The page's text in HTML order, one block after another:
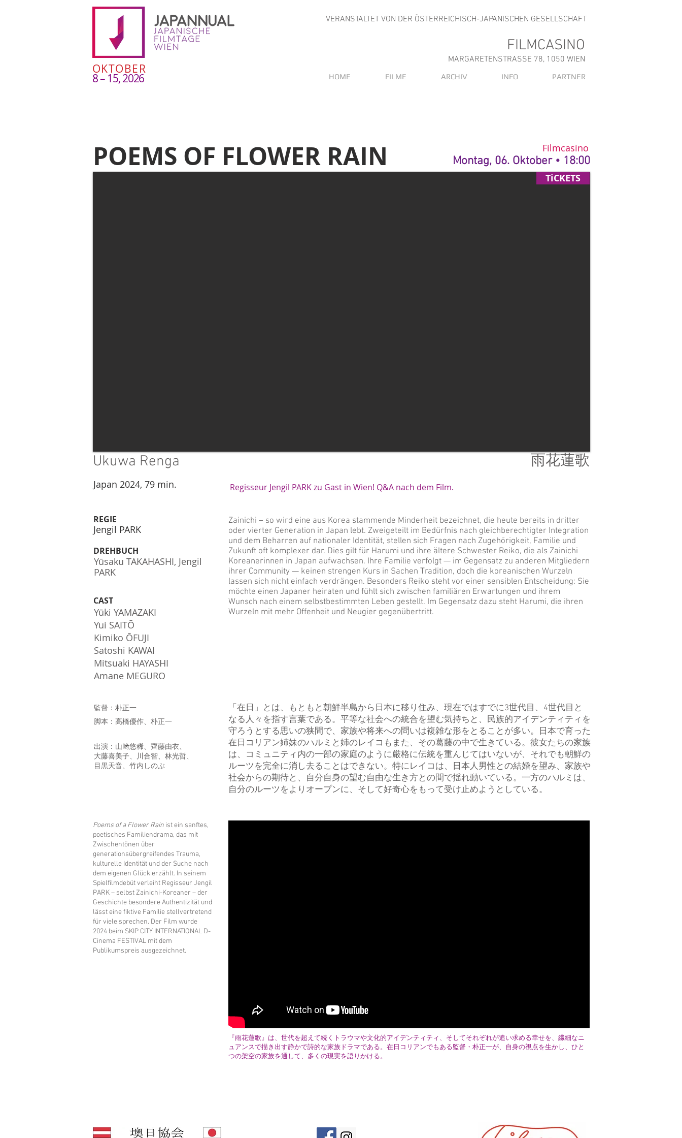
VERANSTALTET VON DER ÖSTERREICHISCH-JAPANISCHEN GESELLSCHAFT
FILMCASINO
MARGARETENSTRASSE 78, 1050 WIEN
OKTOBER
8 – 15, 2026 HOME FILME ARCHIV INFO PARTNER
POEMS OF FLOWER RAIN Montag, 06. Oktober • 18:00
Filmcasino
TiCKETS
Ukuwa Renga 雨花蓮歌
Japan 2024, 79 min.
REGIE
DREHBUCH
CAST
Jengil PARK
Yūsaku TAKAHASHI, Jengil
PARK
Yūki YAMAZAKI
Yui SAITŌ
Kimiko ŌFUJI
Satoshi KAWAI
Mitsuaki HAYASHI
Amane MEGURO
Regisseur Jengil PARK zu Gast in Wien! Q&A nach dem Film.
Zainichi – so wird eine aus Korea stammende Minderheit bezeichnet, die heute bereits in dritter
oder vierter Generation in Japan lebt. Zweigeteilt im Bedürfnis nach gleichberechtigter Integration
und dem Beharren auf nationaler Identität, stellen sich Fragen nach Zugehörigkeit, Familie und
Zukunft oft komplexer dar. Dies gilt für Harumi und ihre ältere Schwester Reiko, die als Zainichi
Koreanerinnen in Japan aufwachsen. Ihre Familie verfolgt — im Gegensatz zu anderen Mitgliedern
ihrer Community — keinen strengen Kurs in Sachen Tradition, doch die koreanischen Wurzeln
lassen sich nicht einfach verdrängen. Besonders Reiko steht vor einer sensiblen Entscheidung: Sie
möchte einen Japaner heiraten und fühlt sich zwischen familiären Erwartungen und ihrem
Wunsch nach einem selbstbestimmten Leben gestellt. Im Gegensatz dazu steht Harumi, die ihren
Wurzeln mit mehr Offenheit und Neugier gegenübertritt.
監督：朴正一
脚本：高橋優作、朴正一
出演：山﨑悠稀、齊藤由衣、
大藤喜美子、川合智、林光哲、
目黒天音、竹内しのぶ
「在日」とは、もともと朝鮮半島から日本に移り住み、現在ではすでに3世代目、4世代目と
なる人々を指す言葉である。平等な社会への統合を望む気持ちと、民族的アイデンティティを
守ろうとする思いの狭間で、家族や将来への問いは複雑な形をとることが多い。日本で育った
在日コリアン姉妹のハルミと姉のレイコもまた、その葛藤の中で生きている。彼女たちの家族
は、コミュニティ内の一部の家庭のように厳格に伝統を重んじてはいないが、それでも朝鮮の
ルーツを完全に消し去ることはできない。特にレイコは、日本人男性との結婚を望み、家族や
社会からの期待と、自分自身の望む自由な生き方との間で揺れ動いている。一方のハルミは、
自分のルーツをよりオープンに、そして好奇心をもって受け止めようとしている。
Poems of a Flower Rain ist ein sanftes,
poetisches Familiendrama, das mit
Zwischentönen über
generationsübergreifendes Trauma,
kulturelle Identität und der Suche nach
dem eigenen Glück erzählt. In seinem
Spielfilmdebüt verleiht Regisseur Jengil
PARK – selbst Zainichi-Koreaner – der
Geschichte besondere Authentizität und
lässt eine fiktive Familie stellvertretend
für viele sprechen. Der Film wurde
2024 beim SKIP CITY INTERNATIONAL D-
Cinema FESTIVAL mit dem
Publikumspreis ausgezeichnet.
『雨花蓮歌』は、世代を超えて続くトラウマや文化的アイデンティティ、そしてそれぞれが追い求める幸せを、繊細なニ
ュアンスで描き出す静かで詩的な家族ドラマである。在日コリアンでもある監督・朴正一が、自身の視点を生かし、ひと
つの架空の家族を通して、多くの現実を語りかける。